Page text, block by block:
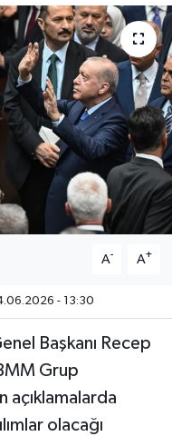
A- A+
- 13:30
Başkanı Recep
Grup
açıklamalarda
olacağı